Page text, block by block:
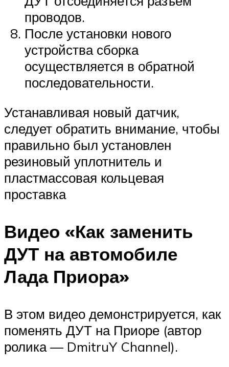
проводов.
После установки нового
устройства сборка
осуществляется в обратной
последовательности.
Устанавливая новый датчик,
следует обратить внимание, чтобы
правильно был установлен
резиновый уплотнитель и
пластмассовая кольцевая
проставка
Видео «Как заменить
ДУТ на автомобиле
Лада Приора»
В этом видео демонстрируется, как
поменять ДУТ на Приоре (автор
ролика — DmitruY Channel).